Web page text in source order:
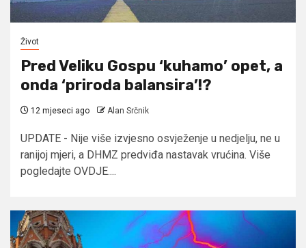
Život
Pred Veliku Gospu ‘kuhamo’ opet, a
onda ‘priroda balansira’!?
12 mjeseci ago Alan Srčnik
UPDATE - Nije više izvjesno osvježenje u nedjelju, ne u
ranijoj mjeri, a DHMZ predviđa nastavak vrućina. Više
pogledajte OVDJE....